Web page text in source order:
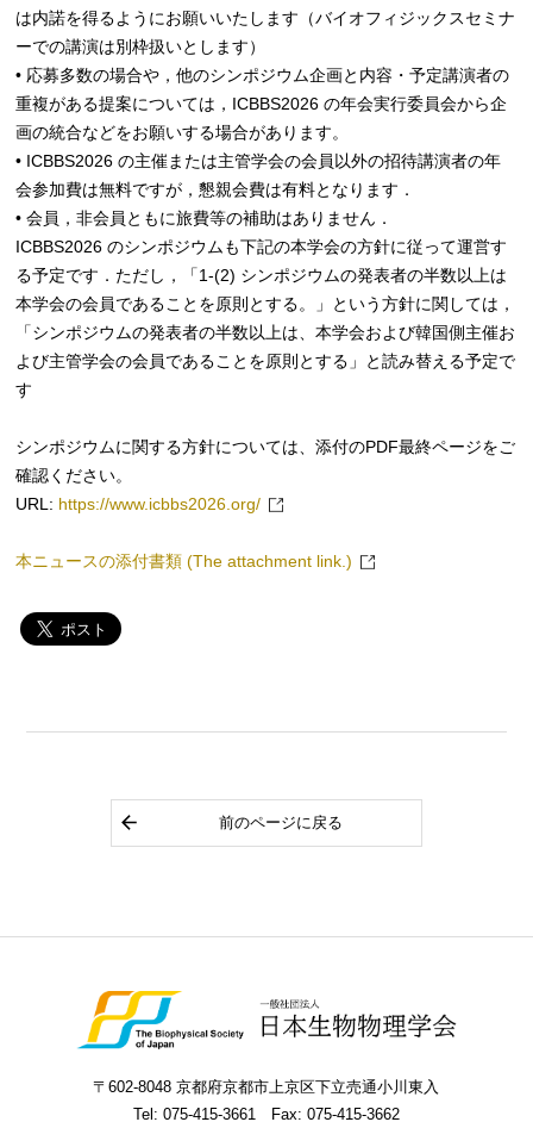
は内諾を得るようにお願いいたします（バイオフィジックスセミナ
ーでの講演は別枠扱いとします）
• 応募多数の場合や，他のシンポジウム企画と内容・予定講演者の
重複がある提案については，ICBBS2026 の年会実⾏委員会から企
画の統合などをお願いする場合があります。
• ICBBS2026 の主催または主管学会の会員以外の招待講演者の年
会参加費は無料ですが，懇親会費は有料となります．
• 会員，⾮会員ともに旅費等の補助はありません．
ICBBS2026 のシンポジウムも下記の本学会の方針に従って運営す
る予定です．ただし，「1-(2) シンポジウムの発表者の半数以上は
本学会の会員であることを原則とする。」という方針に関しては，
「シンポジウムの発表者の半数以上は、本学会および韓国側主催お
よび主管学会の会員であることを原則とする」と読み替える予定で
す
シンポジウムに関する方針については、添付のPDF最終ページをご
確認ください。
URL: https://www.icbbs2026.org/
本ニュースの添付書類 (The attachment link.)
前のページに戻る
〒602-8048 京都府京都市上京区下立売通小川東入
Tel: 075-415-3661 Fax: 075-415-3662